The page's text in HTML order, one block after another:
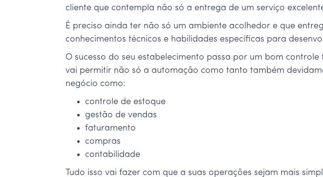
cliente que contempla não só a entrega de um serviço
É preciso ainda ter não só um ambiente acolhedor e que
conhecimentos técnicos e habilidades específicas para
O sucesso do seu estabelecimento passa por um bom
vai permitir não só a automação como tanto também
negócio como:
controle de estoque
gestão de vendas
faturamento
compras
contabilidade
Tudo isso vai fazer com que a suas operações sejam mais